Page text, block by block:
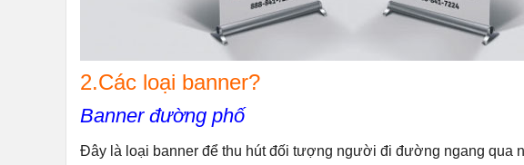
2.Các loại banner?
Banner đường phố
Đây là loại banner để thu hút đối tượng người đi đường ngang qua